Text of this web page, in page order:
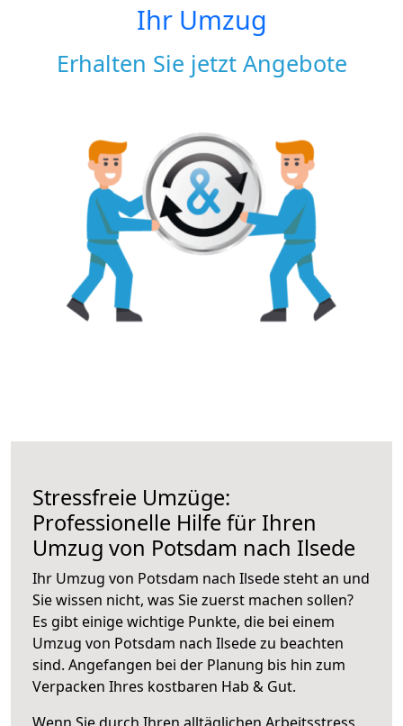
Ihr Umzug
Erhalten Sie jetzt Angebote
Stressfreie Umzüge:
Professionelle Hilfe für Ihren
Umzug von Potsdam nach Ilsede
Ihr Umzug von Potsdam nach Ilsede steht an und
Sie wissen nicht, was Sie zuerst machen sollen?
Es gibt einige wichtige Punkte, die bei einem
Umzug von Potsdam nach Ilsede zu beachten
sind. Angefangen bei der Planung bis hin zum
Verpacken Ihres kostbaren Hab & Gut.